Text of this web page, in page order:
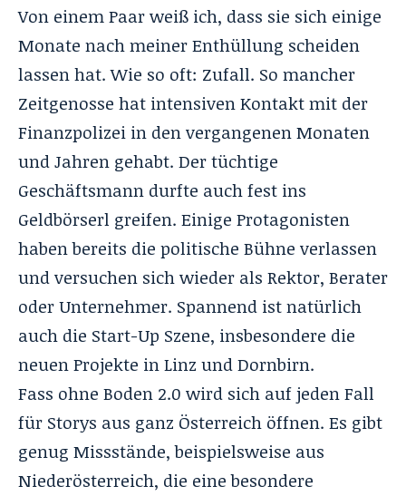
Von einem Paar weiß ich, dass sie sich einige
Monate nach meiner Enthüllung scheiden
lassen hat. Wie so oft: Zufall. So mancher
Zeitgenosse hat intensiven Kontakt mit der
Finanzpolizei in den vergangenen Monaten
und Jahren gehabt. Der tüchtige
Geschäftsmann durfte auch fest ins
Geldbörserl greifen. Einige Protagonisten
haben bereits die politische Bühne verlassen
und versuchen sich wieder als Rektor, Berater
oder Unternehmer. Spannend ist natürlich
auch die Start-Up Szene, insbesondere die
neuen Projekte in Linz und Dornbirn.
Fass ohne Boden 2.0 wird sich auf jeden Fall
für Storys aus ganz Österreich öffnen. Es gibt
genug Missstände, beispielsweise aus
Niederösterreich, die eine besondere